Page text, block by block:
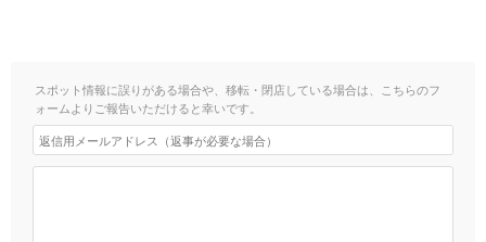
スポット情報に誤りがある場合や、移転・閉店している場合は、こちらのフ
ォームよりご報告いただけると幸いです。